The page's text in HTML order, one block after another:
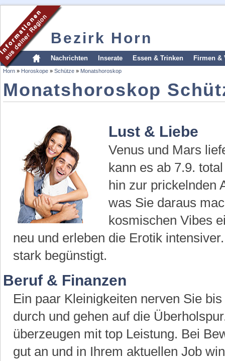
Bezirk Horn
Nachrichten Inserate Essen & Trinken Firmen &
Horn » Horoskope » Schütze » Monatshoroskop
Monatshoroskop
Lust & Liebe
Venus und Mars
kann es ab 7.9.
hin zur prickelnden
was Sie daraus
kosmischen Vibes
neu und erleben die Erotik
stark begünstigt.
Beruf & Finanzen
Ein paar Kleinigkeiten nerven Sie
durch und gehen auf die
überzeugen mit top Leistung. Bei
gut an und in Ihrem aktuellen Job